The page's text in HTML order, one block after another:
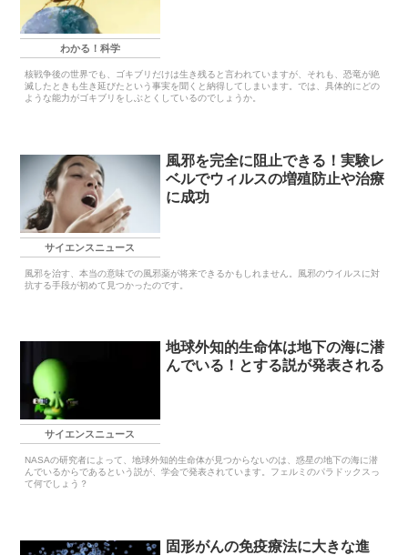
わかる！科学
核戦争後の世界でも、ゴキブリだけは生き残ると言われていますが、それも、恐竜が絶
滅したときも生き延びたという事実を聞くと納得してしまいます。では、具体的にどの
ような能力がゴキブリをしぶとくしているのでしょうか。
サイエンスニュース
風邪を完全に阻止できる！実験レ
ベルでウィルスの増殖防止や治療
に成功
風邪を治す、本当の意味での風邪薬が将来できるかもしれません。風邪のウイルスに対
抗する手段が初めて見つかったのです。
サイエンスニュース
地球外知的生命体は地下の海に潜
んでいる！とする説が発表される
NASAの研究者によって、地球外知的生命体が見つからないのは、惑星の地下の海に潜
んでいるからであるという説が、学会で発表されています。フェルミのパラドックスっ
て何でしょう？
固形がんの免疫療法に大きな進